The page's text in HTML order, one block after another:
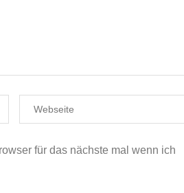
für das nächste mal wenn ich